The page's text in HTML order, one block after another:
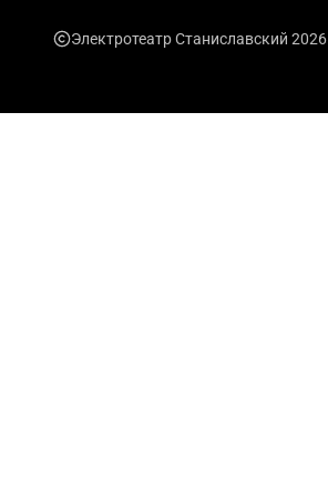
Электротеатр Станиславский 2026